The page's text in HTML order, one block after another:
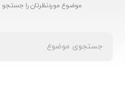
موضوع موردنظرتان را جستجو